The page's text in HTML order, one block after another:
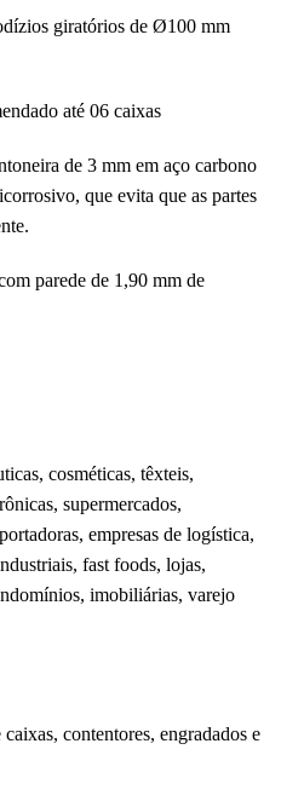
giratórios de Ø100 mm
até 06 caixas
de 3 mm em aço carbono
que evita que as partes
parede de 1,90 mm de
cosméticas, têxteis,
supermercados,
empresas de logística,
fast foods, lojas,
imobiliárias, varejo
contentores, engradados e